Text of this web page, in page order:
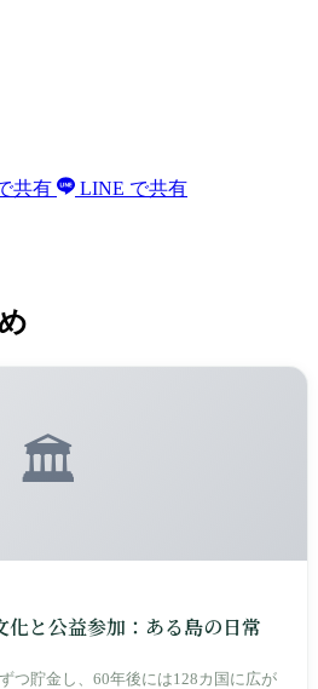
共有 LINE で共有
🏛️
化と公益参加：ある島の日常
つ貯金し、60年後には128カ国に広が